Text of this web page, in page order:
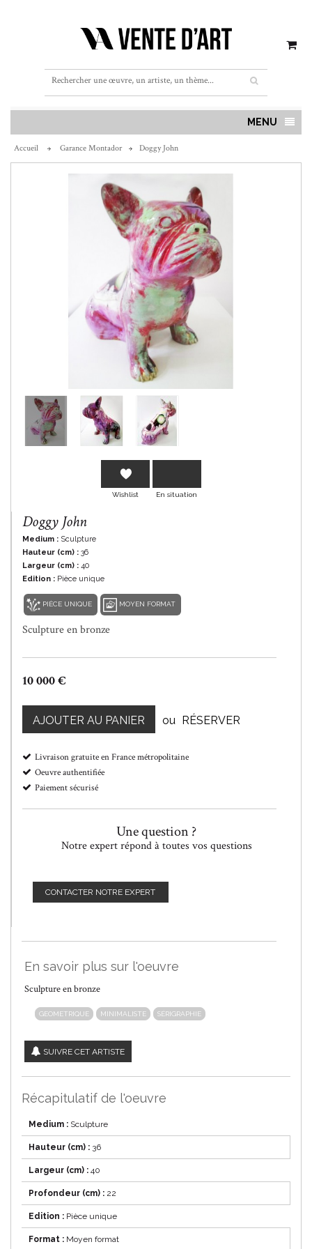
MENU
Accueil Garance Montador Doggy John
Wishlist En situation
Doggy John
Medium : Sculpture
Hauteur (cm) : 36
Largeur (cm) : 40
Edition : Pièce unique
PIÈCE UNIQUE MOYEN FORMAT
Sculpture en bronze
10 000 €
AJOUTER AU PANIER ou RÉSERVER
Livraison gratuite en France métropolitaine
Oeuvre authentifiée
Paiement sécurisé
Une question ?
Notre expert répond à toutes vos questions
CONTACTER NOTRE EXPERT
En savoir plus sur l'oeuvre
Sculpture en bronze
GEOMETRIQUE MINIMALISTE SÉRIGRAPHIE
SUIVRE CET ARTISTE
Récapitulatif de l'oeuvre
Medium : Sculpture
Hauteur (cm) : 36
Largeur (cm) : 40
Profondeur (cm) : 22
Edition : Pièce unique
Format : Moyen format